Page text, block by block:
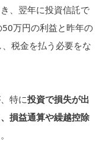
、翌年に投資信託で
万円の利益と昨年の
税金を払う必要をな
特に投資で損失が出
損益通算や繰越控除